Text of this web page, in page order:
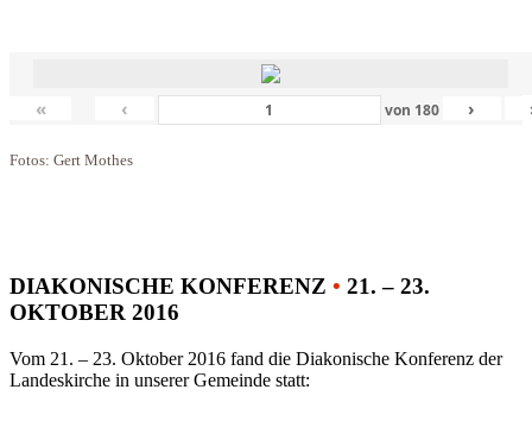
« ‹ von 180 ›
Fotos: Gert Mothes
DIAKONISCHE KONFERENZ • 21. – 23.
OKTOBER 2016
Vom 21. – 23. Oktober 2016 fand die Diakonische Konferenz der
Landeskirche in unserer Gemeinde statt: